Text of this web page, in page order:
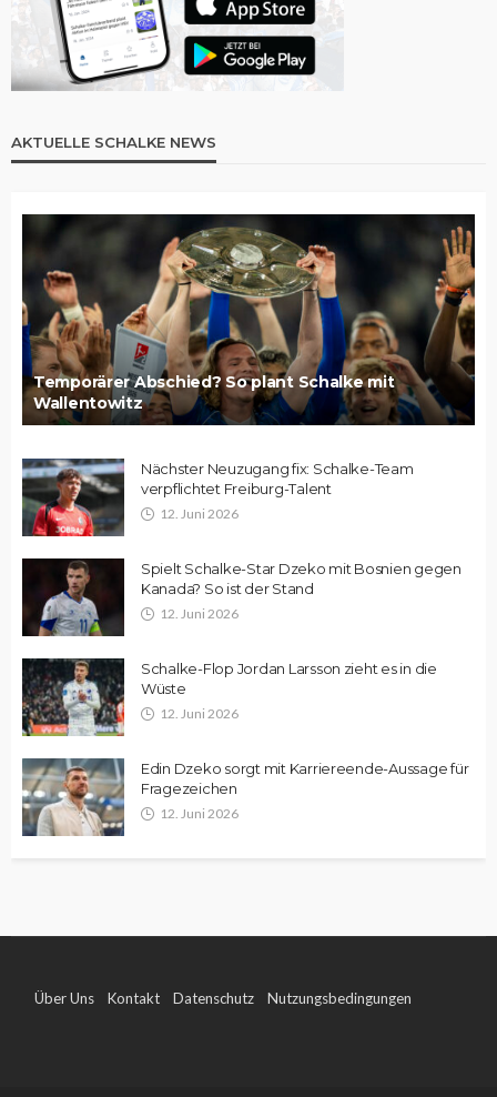
AKTUELLE SCHALKE NEWS
Temporärer Abschied? So plant Schalke mit
Wallentowitz
Nächster Neuzugang fix: Schalke-Team
verpflichtet Freiburg-Talent
12. Juni 2026
Spielt Schalke-Star Dzeko mit Bosnien gegen
Kanada? So ist der Stand
12. Juni 2026
Schalke-Flop Jordan Larsson zieht es in die
Wüste
12. Juni 2026
Edin Dzeko sorgt mit Karriereende-Aussage für
Fragezeichen
12. Juni 2026
Über Uns Kontakt Datenschutz Nutzungsbedingungen